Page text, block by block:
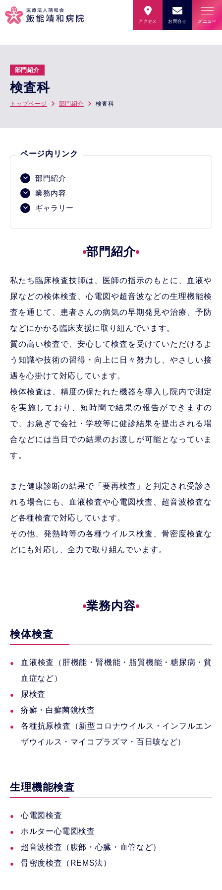
アクセス お問合せ メニュー
部門紹介
検査科
トップページ 部門紹介 検査科
ページ内リンク
部門紹介
業務内容
ギャラリー
部門紹介
私たち臨床検査技師は、医師の指示のもとに、血液や
尿などの検体検査、心電図や超音波などの生理機能検
査を通じて、患者さんの病気の早期発見や治療、予防
などにかかる臨床支援に取り組んでいます。
質の高い検査で、安心して検査を受けていただけるよ
う知識や技術の習得・向上に日々努力し、やさしい接
遇を心掛けて対応しています。
検体検査は、精度の保たれた機器を導入し院内で測定
を実施しており、短時間で結果の報告ができますの
で、お急ぎで会社・学校等に健診結果を提出される場
合などには当日での結果のお渡しが可能となっていま
す。
また健康診断の結果で「要再検査」と判定され受診さ
れる場合にも、血液検査や心電図検査、超音波検査な
ど各種検査で対応しています。
その他、発熱時等の各種ウイルス検査、骨密度検査な
どにも対応し、全力で取り組んでいます。
業務内容
検体検査
血液検査（肝機能・腎機能・脂質機能・糖尿病・貧
血症など）
尿検査
疥癬・白癬菌鏡検査
各種抗原検査（新型コロナウイルス・インフルエン
ザウイルス・マイコプラズマ・百日咳など）
生理機能検査
心電図検査
ホルター心電図検査
超音波検査（腹部・心臓・血管など）
骨密度検査（REMS法）